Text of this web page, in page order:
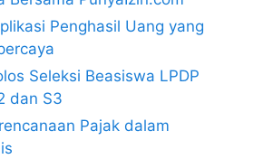
Penghasil Uang yang
Seleksi Beasiswa LPDP
dan S3
Pajak dalam